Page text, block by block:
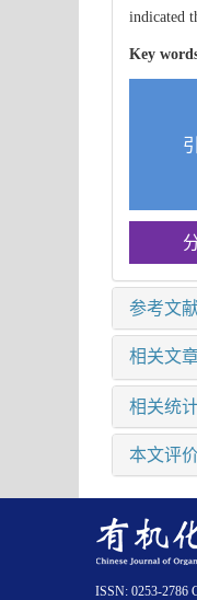
indicated
Key
参考文
相关文
相关统
本文评
ISSN: 0253-2786